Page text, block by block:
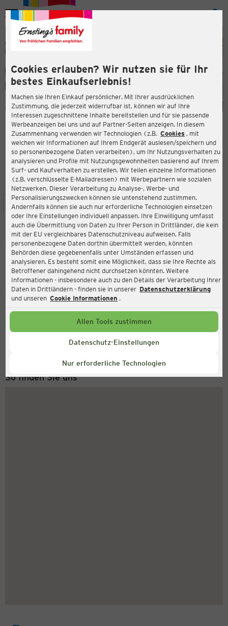
Cookies erlauben? Wir nutzen sie für Ihr
bestes Einkaufserlebnis!
Machen sie Ihren Einkauf persönlicher. Mit Ihrer ausdrücklichen
Zustimmung, die jederzeit widerrufbar ist, können wir auf Ihre
Interessen zugeschnittene Inhalte bereitstellen und für sie passende
Werbeanzeigen bei uns und auf Partner-Seiten anzeigen. In diesem
Zusammenhang verwenden wir Technologien (z.B. Cookies , mit
welchen wir Informationen auf Ihrem Endgerät auslesen/speichern und
so personenbezogene Daten verarbeiten), um Ihr Nutzungsverhalten zu
analysieren und Profile mit Nutzungsgewohnheiten basierend auf Ihrem
Surf- und Kaufverhalten zu erstellen. Wir teilen einzelne Informationen
(z.B. verschlüsselte E-Mailadressen) mit Werbepartnern wie sozialen
Netzwerken. Dieser Verarbeitung zu Analyse-, Werbe- und
Personalisierungszwecken können sie untenstehend zustimmen.
Andernfalls können sie auch nur erforderliche Technologien einsetzen
oder Ihre Einstellungen individuell anpassen. Ihre Einwilligung umfasst
auch die Übermittlung von Daten zu Ihrer Person in Drittländer, die kein
mit der EU vergleichbares Datenschutzniveau aufweisen. Falls
personenbezogene Daten dorthin übermittelt werden, könnten
Behörden diese gegebenenfalls unter Umständen erfassen und
analysieren. Es besteht somit eine Möglichkeit, dass sie Ihre Rechte als
Betroffener dahingehend nicht durchsetzen könnten. Weitere
Informationen - insbesondere auch zu den Details der Verarbeitung Ihrer
Daten in Drittländern - finden sie in unserer Datenschutzerklärung
und unseren Cookie Informationen .
Allen Tools zustimmen
Datenschutz-Einstellungen
Nur erforderliche Technologien
Menü
ERNSTING'S FAMILY FILIALE
Gablenzgasse 5-13 (TOP OG 67)
1150 Wien
3,4
Bewertung:
STANDORT SERVICES SORTIMENT AKTIONEN
Ernsting's family
Gablenzgasse 5-13 (TOP OG 67), 1150 Wien
Aktuell:
Geschlossen
Service Hotline
+43 (0) 1 2675 502
So finden Sie uns